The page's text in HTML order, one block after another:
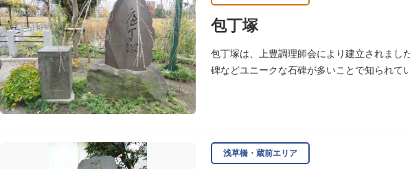
包丁塚
包丁塚は、上豊調理師会により建立されまし
碑などユニークな石碑が多いことで知られて
浅草橋・蔵前エリア